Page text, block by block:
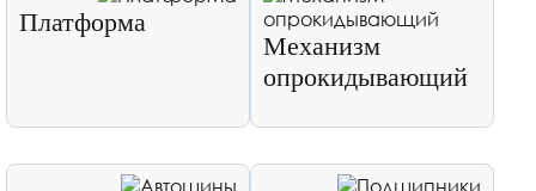
Платформа
Механизм
опрокидывающий